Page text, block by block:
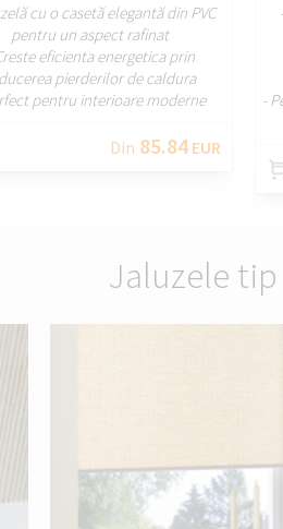
cu o casetă elegantă din PVC
pentru un aspect rafinat
eficienta energetica prin
pierderilor de caldura
pentru interioare moderne
Din 85.84 EUR
-
Jaluzele